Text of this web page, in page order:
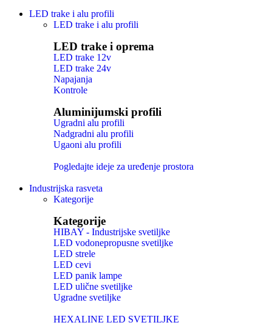
LED trake i alu profili
LED trake i alu profili
LED trake i oprema
LED trake 12v
LED trake 24v
Napajanja
Kontrole
Aluminijumski profili
Ugradni alu profili
Nadgradni alu profili
Ugaoni alu profili
Pogledajte ideje za uređenje prostora
Industrijska rasveta
Kategorije
Kategorije
HIBAY - Industrijske svetiljke
LED vodonepropusne svetiljke
LED strele
LED cevi
LED panik lampe
LED ulične svetiljke
Ugradne svetiljke
HEXALINE LED SVETILJKE